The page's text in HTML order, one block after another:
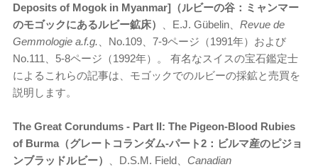
Deposits of Mogok in Myanmar]（ルビーの谷：ミャンマー
のモゴックにあるルビー鉱床）
、E.J. Gübelin、 Revue de
Gemmologie a.f.g. 、No.109、7-9ページ（1991年）および
No.111、5-8ページ（1992年）。 有名なスイスの宝石鑑定士
によるこれらの記事は、モゴックでのルビーの採鉱と売買を
説明します。
The Great Corundums - Part II: The Pigeon-Blood Rubies
of Burma（グレートコランダム-パート2：ビルマ産のピジョ
ンブラッドルビー）
、D.S.M. Field、 Canadian